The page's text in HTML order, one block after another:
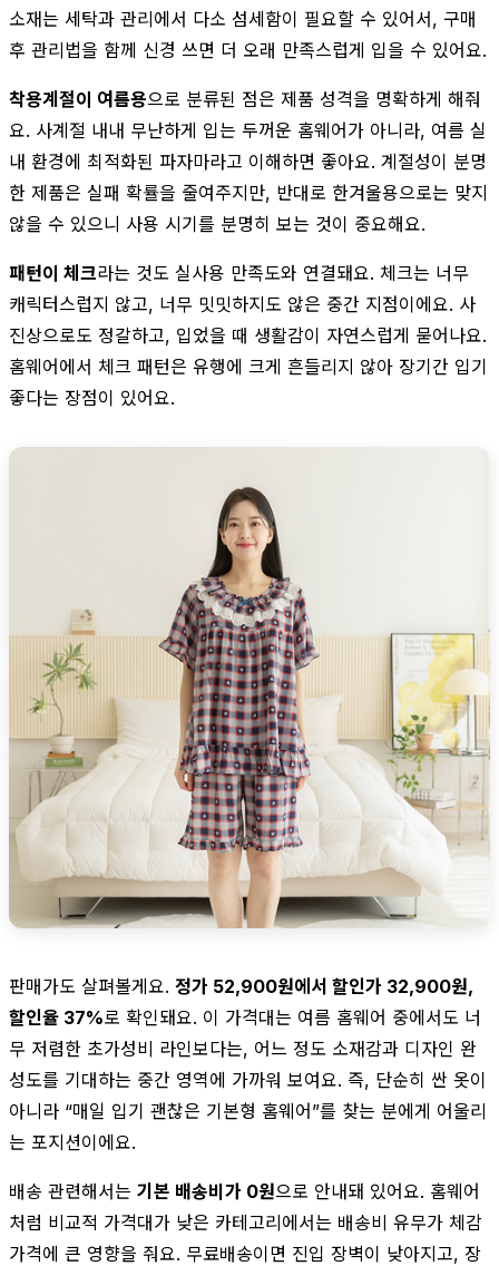
소재는 세탁과 관리에서 다소 섬세함이 필요할 수 있어서, 구매
후 관리법을 함께 신경 쓰면 더 오래 만족스럽게 입을 수 있어요.
착용계절이 여름용으로 분류된 점은 제품 성격을 명확하게 해줘
요. 사계절 내내 무난하게 입는 두꺼운 홈웨어가 아니라, 여름 실
내 환경에 최적화된 파자마라고 이해하면 좋아요. 계절성이 분명
한 제품은 실패 확률을 줄여주지만, 반대로 한겨울용으로는 맞지
않을 수 있으니 사용 시기를 분명히 보는 것이 중요해요.
패턴이 체크라는 것도 실사용 만족도와 연결돼요. 체크는 너무
캐릭터스럽지 않고, 너무 밋밋하지도 않은 중간 지점이에요. 사
진상으로도 정갈하고, 입었을 때 생활감이 자연스럽게 묻어나요.
홈웨어에서 체크 패턴은 유행에 크게 흔들리지 않아 장기간 입기
좋다는 장점이 있어요.
판매가도 살펴볼게요. 정가 52,900원에서 할인가 32,900원,
할인율 37%로 확인돼요. 이 가격대는 여름 홈웨어 중에서도 너
무 저렴한 초가성비 라인보다는, 어느 정도 소재감과 디자인 완
성도를 기대하는 중간 영역에 가까워 보여요. 즉, 단순히 싼 옷이
아니라 “매일 입기 괜찮은 기본형 홈웨어”를 찾는 분에게 어울리
는 포지션이에요.
배송 관련해서는 기본 배송비가 0원으로 안내돼 있어요. 홈웨어
처럼 비교적 가격대가 낮은 카테고리에서는 배송비 유무가 체감
가격에 큰 영향을 줘요. 무료배송이면 진입 장벽이 낮아지고, 장